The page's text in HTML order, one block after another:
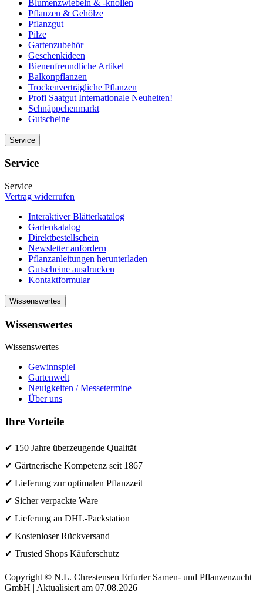
Blumenzwiebeln & -knollen
Pflanzen & Gehölze
Pflanzgut
Pilze
Gartenzubehör
Geschenkideen
Bienenfreundliche Artikel
Balkonpflanzen
Trockenverträgliche Pflanzen
Profi Saatgut Internationale Neuheiten!
Schnäppchenmarkt
Gutscheine
Service
Service
Service
Vertrag widerrufen
Interaktiver Blätterkatalog
Gartenkatalog
Direktbestellschein
Newsletter anfordern
Pflanzanleitungen herunterladen
Gutscheine ausdrucken
Kontaktformular
Wissenswertes
Wissenswertes
Wissenswertes
Gewinnspiel
Gartenwelt
Neuigkeiten / Messetermine
Über uns
Ihre Vorteile
✔ 150 Jahre überzeugende Qualität
✔ Gärtnerische Kompetenz seit 1867
✔ Lieferung zur optimalen Pflanzzeit
✔ Sicher verpackte Ware
✔ Lieferung an DHL-Packstation
✔ Kostenloser Rückversand
✔ Trusted Shops Käuferschutz
Copyright © N.L. Chrestensen Erfurter Samen- und Pflanzenzucht
GmbH | Aktualisiert am 07.08.2026